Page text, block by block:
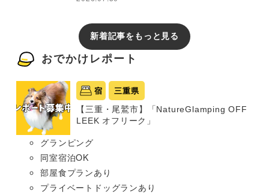
新着記事をもっと見る
おでかけレポート
宿 三重県
【三重・尾鷲市】「NatureGlamping OFF
LEEK オフリーク」
グランピング
同室宿泊OK
部屋食プランあり
プライベートドッグランあり